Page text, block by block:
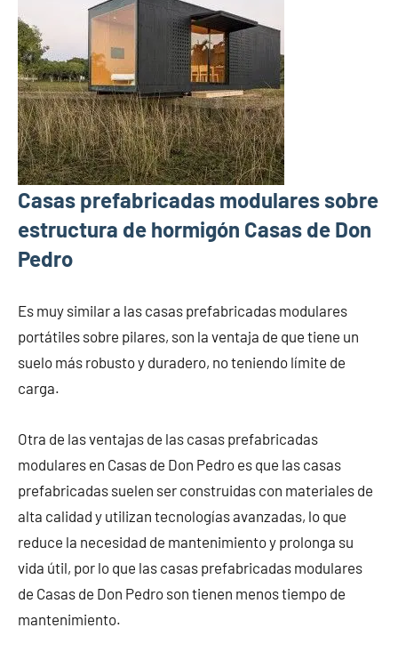
Casas prefabricadas modulares sobre
estructura de hormigón Casas de Don
Pedro
Es muy similar a las casas prefabricadas modulares
portátiles sobre pilares, son la ventaja de que tiene un
suelo más robusto y duradero, no teniendo límite de
carga.
Otra de las ventajas de las casas prefabricadas
modulares en Casas de Don Pedro es que las casas
prefabricadas suelen ser construidas con materiales de
alta calidad y utilizan tecnologías avanzadas, lo que
reduce la necesidad de mantenimiento y prolonga su
vida útil, por lo que las casas prefabricadas modulares
de Casas de Don Pedro son tienen menos tiempo de
mantenimiento.